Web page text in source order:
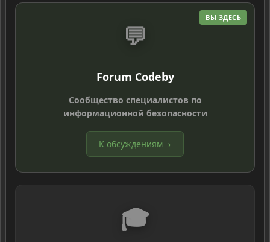
ВЫ ЗДЕСЬ
💬
Forum Codeby
Сообщество специалистов по
информационной безопасности
К обсуждениям→
🎓